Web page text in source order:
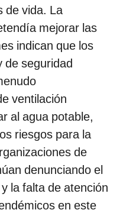
de vida. La
mejorar las
indican que los
de seguridad
ventilación
al agua potable,
riesgos para la
de
denunciando el
la falta de atención
en este